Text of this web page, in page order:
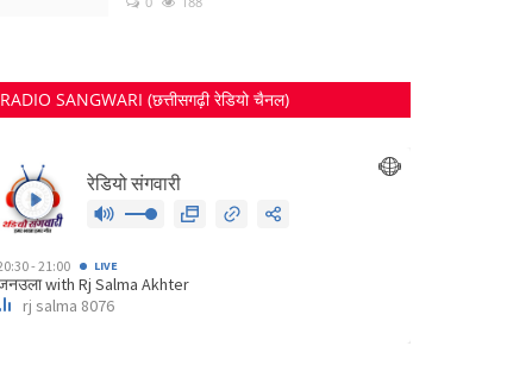
RADIO SANGWARI (छत्तीसगढ़ी रेडियो चैनल)